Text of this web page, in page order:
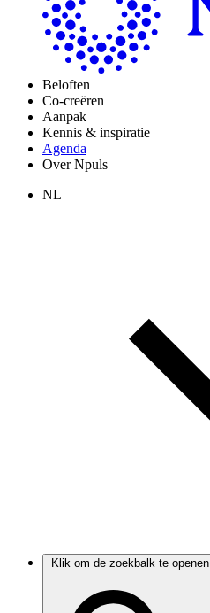
Beloften
Co-creëren
Aanpak
Kennis & inspiratie
Agenda
Over Npuls
NL
Klik om de zoekbalk te openen